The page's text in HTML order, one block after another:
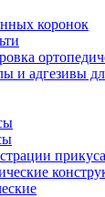
коронок
и адгезивы
прикуса